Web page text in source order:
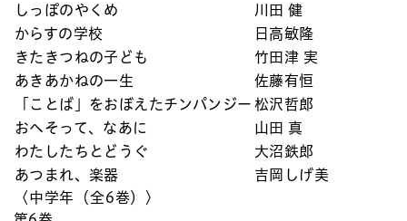
しっぽのやくめ
川田 健
からすの学校
日高敏隆
きたきつねの子ども
竹田津 実
あきあかねの一生
佐藤有恒
「ことば」をおぼえたチンパンジー 松沢哲郎
おへそって、なあに
山田 真
わたしたちとどうぐ
大沼鉄郎
あつまれ、楽器
吉岡しげ美
〈中学年（全6巻）〉